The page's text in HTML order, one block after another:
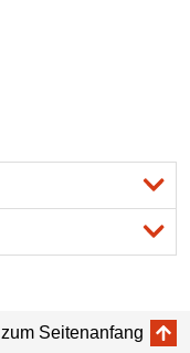
zum Seitenanfang